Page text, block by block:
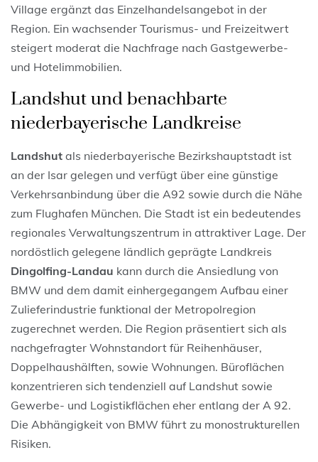
Village ergänzt das Einzelhandelsangebot in der
Region. Ein wachsender Tourismus- und Freizeitwert
steigert moderat die Nachfrage nach Gastgewerbe-
und Hotelimmobilien.
Landshut und benachbarte
niederbayerische Landkreise
Landshut als niederbayerische Bezirkshauptstadt ist
an der Isar gelegen und verfügt über eine günstige
Verkehrsanbindung über die A92 sowie durch die Nähe
zum Flughafen München. Die Stadt ist ein bedeutendes
regionales Verwaltungszentrum in attraktiver Lage. Der
nordöstlich gelegene ländlich geprägte Landkreis
Dingolfing-Landau kann durch die Ansiedlung von
BMW und dem damit einhergegangem Aufbau einer
Zulieferindustrie funktional der Metropolregion
zugerechnet werden. Die Region präsentiert sich als
nachgefragter Wohnstandort für Reihenhäuser,
Doppelhaushälften, sowie Wohnungen. Büroflächen
konzentrieren sich tendenziell auf Landshut sowie
Gewerbe- und Logistikflächen eher entlang der A 92.
Die Abhängigkeit von BMW führt zu monostrukturellen
Risiken.